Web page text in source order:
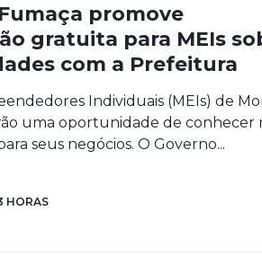
promove
gratuita para MEIs
com a Prefeitura
Individuais (MEIs) de
uma oportunidade de conhecer
seus negócios. O Governo...
HORAS